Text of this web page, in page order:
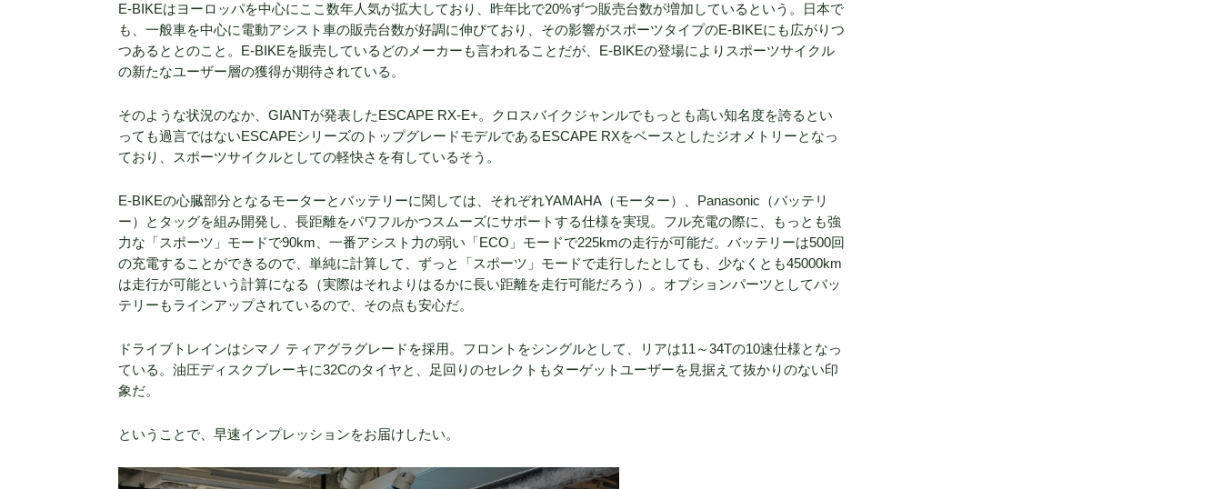
E-BIKEはヨーロッパを中心にここ数年人気が拡大しており、昨年比で20%ずつ販売台数が増加しているという。日本で
も、一般車を中心に電動アシスト車の販売台数が好調に伸びており、その影響がスポーツタイプのE-BIKEにも広がりつ
つあるととのこと。E-BIKEを販売しているどのメーカーも言われることだが、E-BIKEの登場によりスポーツサイクル
の新たなユーザー層の獲得が期待されている。
そのような状況のなか、GIANTが発表したESCAPE RX-E+。クロスバイクジャンルでもっとも高い知名度を誇るとい
っても過言ではないESCAPEシリーズのトップグレードモデルであるESCAPE RXをベースとしたジオメトリーとなっ
ており、スポーツサイクルとしての軽快さを有しているそう。
E-BIKEの心臓部分となるモーターとバッテリーに関しては、それぞれYAMAHA（モーター）、Panasonic（バッテリ
ー）とタッグを組み開発し、長距離をパワフルかつスムーズにサポートする仕様を実現。フル充電の際に、もっとも強
力な「スポーツ」モードで90km、一番アシスト力の弱い「ECO」モードで225kmの走行が可能だ。バッテリーは500回
の充電することができるので、単純に計算して、ずっと「スポーツ」モードで走行したとしても、少なくとも45000km
は走行が可能という計算になる（実際はそれよりはるかに長い距離を走行可能だろう）。オプションパーツとしてバッ
テリーもラインアップされているので、その点も安心だ。
ドライブトレインはシマノ ティアグラグレードを採用。フロントをシングルとして、リアは11～34Tの10速仕様となっ
ている。油圧ディスクブレーキに32Cのタイヤと、足回りのセレクトもターゲットユーザーを見据えて抜かりのない印
象だ。
ということで、早速インプレッションをお届けしたい。